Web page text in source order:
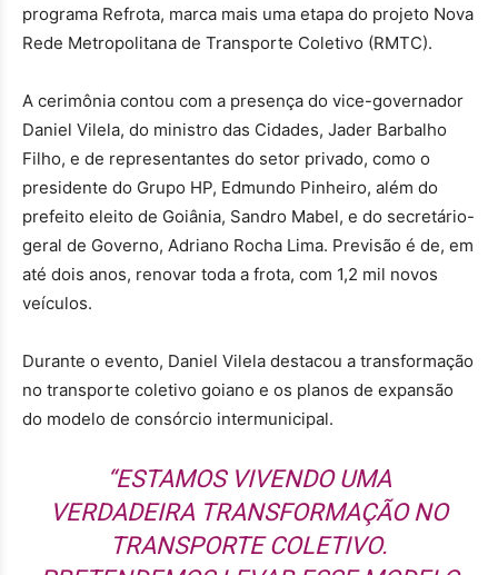
programa Refrota, marca mais uma etapa do projeto Nova
Rede Metropolitana de Transporte Coletivo (RMTC).
A cerimônia contou com a presença do vice-governador
Daniel Vilela, do ministro das Cidades, Jader Barbalho
Filho, e de representantes do setor privado, como o
presidente do Grupo HP, Edmundo Pinheiro, além do
prefeito eleito de Goiânia, Sandro Mabel, e do secretário-
geral de Governo, Adriano Rocha Lima. Previsão é de, em
até dois anos, renovar toda a frota, com 1,2 mil novos
veículos.
Durante o evento, Daniel Vilela destacou a transformação
no transporte coletivo goiano e os planos de expansão
do modelo de consórcio intermunicipal.
“ESTAMOS VIVENDO UMA
VERDADEIRA TRANSFORMAÇÃO NO
TRANSPORTE COLETIVO.